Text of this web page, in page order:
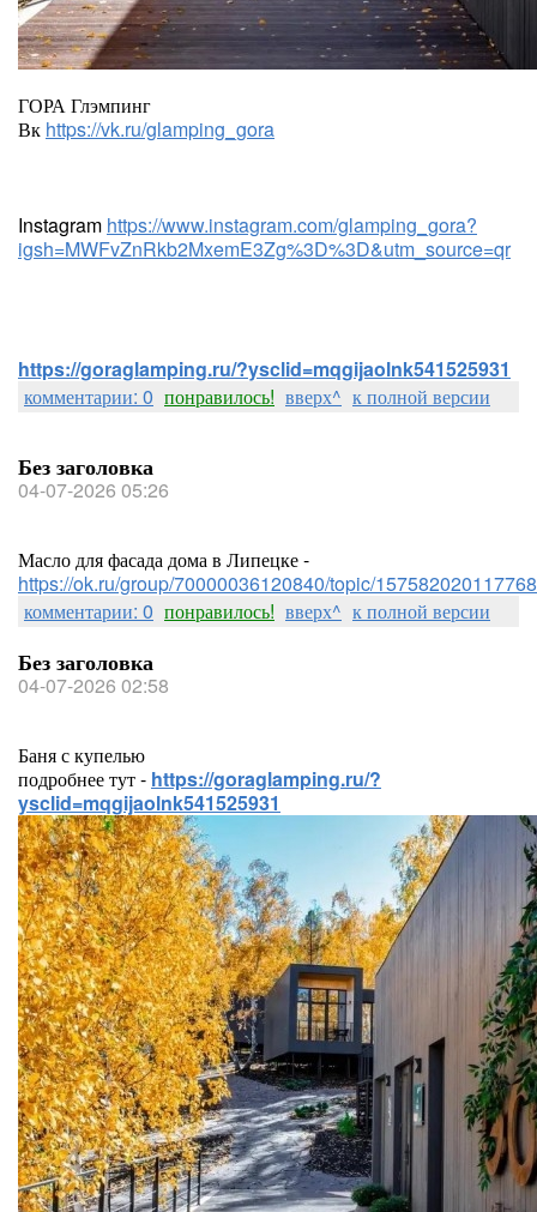
ГОРА Глэмпинг
Вк https://vk.ru/glamping_gora
Instagram https://www.instagram.com/glamping_gora?
igsh=MWFvZnRkb2MxemE3Zg%3D%3D&utm_source=qr
https://goraglamping.ru/?ysclid=mqgijaolnk541525931
комментарии: 0 понравилось! вверх^ к полной версии
Без заголовка
04-07-2026 05:26
Масло для фасада дома в Липецке -
https://ok.ru/group/70000036120840/topic/157582020117768
комментарии: 0 понравилось! вверх^ к полной версии
Без заголовка
04-07-2026 02:58
Баня с купелью
подробнее тут - https://goraglamping.ru/?
ysclid=mqgijaolnk541525931